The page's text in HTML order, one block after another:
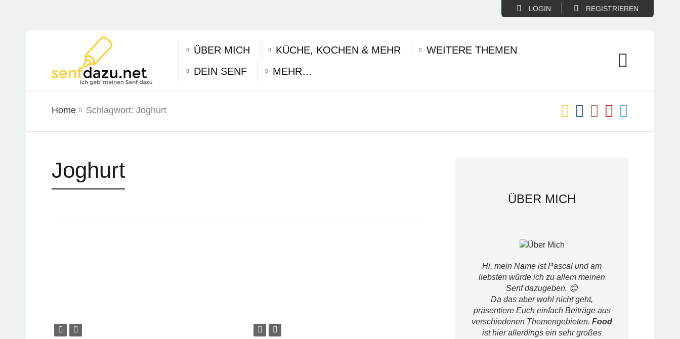
LOGIN REGISTRIEREN
ÜBER MICH KÜCHE, KOCHEN & MEHR
WEITERE THEMEN
DEIN SENF
MEHR…
Home Schlagwort: Joghurt
Joghurt
ÜBER MICH
Hi, mein Name ist Pascal und am
liebsten würde ich zu allem meinen
Senf dazugeben. 😊
Da das aber wohl nicht geht,
präsentiere Euch einfach Beiträge aus
verschiedenen Themengebieten. Food
ist hier allerdings ein sehr großes